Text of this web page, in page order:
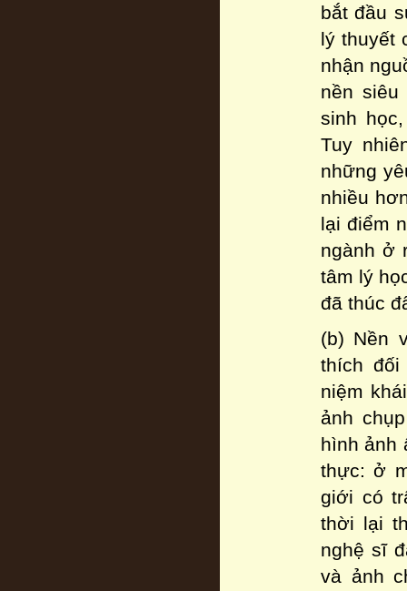
bắt đầu
lý thuyết
nhận
nền
sinh
Tuy
những
nhiều
lại điểm
ngành ở
tâm lý
đã thúc
(b) Nền
thích đối
niệm
ảnh
hình ảnh
thực: ở
giới có
thời lại
nghệ sĩ
và ảnh